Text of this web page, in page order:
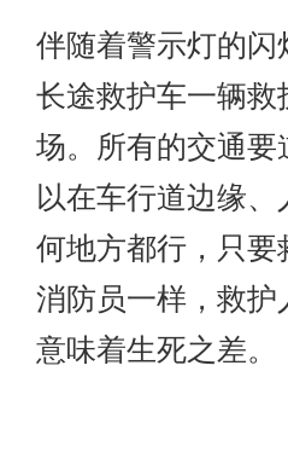
伴随着警示灯的
长途救护车一辆
场。所有的交通
以在车行道边缘
何地方都行，只
消防员一样，救
意味着生死之差。